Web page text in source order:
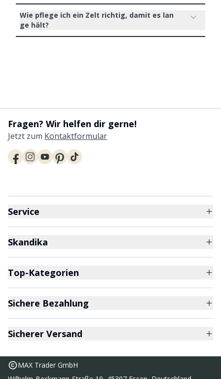
Wie pflege ich ein Zelt richtig, damit es lan
ge hält?
Fragen? Wir helfen dir gerne!
Jetzt zum Kontaktformular
Service
Skandika
Top-Kategorien
Sichere Bezahlung
Sicherer Versand
MAX Trader GmbH